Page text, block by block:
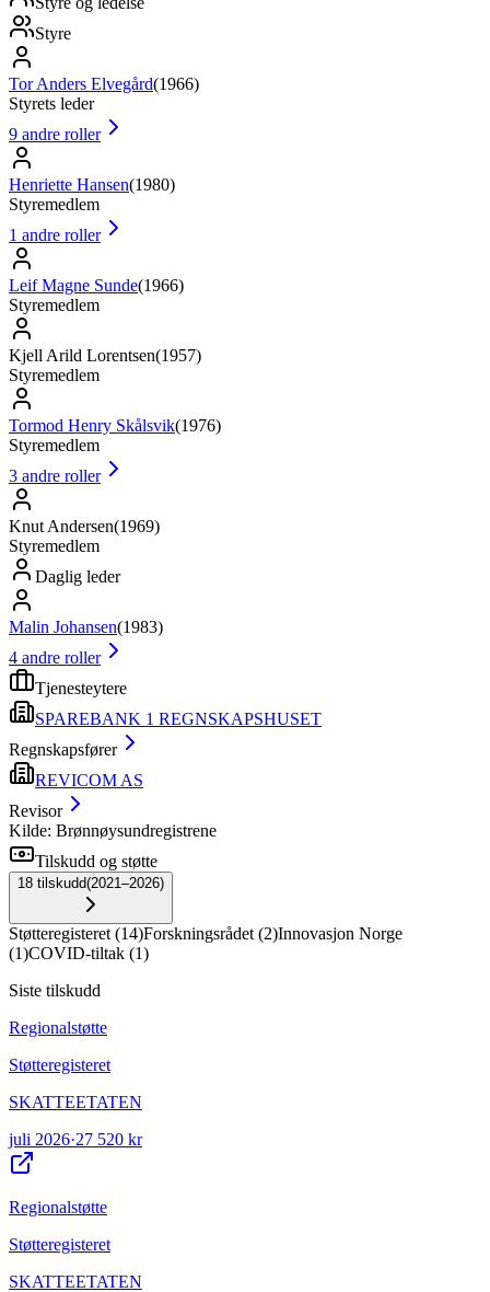
Styre
Tor Anders Elvegård(1966)
Styrets leder
9 andre roller
Henriette Hansen(1980)
Styremedlem
1 andre roller
Leif Magne Sunde(1966)
Styremedlem
Kjell Arild Lorentsen(1957)
Styremedlem
Tormod Henry Skålsvik(1976)
Styremedlem
3 andre roller
Knut Andersen(1969)
Styremedlem
Daglig leder
Malin Johansen(1983)
4 andre roller
Tjenesteytere
SPAREBANK 1 REGNSKAPSHUSET
Regnskapsfører
REVICOM AS
Revisor
Kilde: Brønnøysundregistrene
Tilskudd og støtte
18 tilskudd(2021–2026)
Støtteregisteret (14)Forskningsrådet (2)Innovasjon Norge
(1)COVID-tiltak (1)
Siste tilskudd
Regionalstøtte
Støtteregisteret
SKATTEETATEN
juli 2026·27 520 kr
Regionalstøtte
Støtteregisteret
SKATTEETATEN